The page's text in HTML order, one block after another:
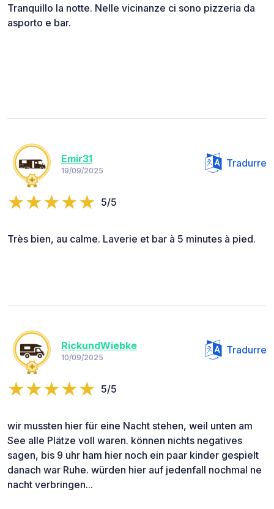
Tranquillo la notte. Nelle vicinanze ci sono pizzeria da
asporto e bar.
Emir31
19/09/2025
Tradurre
5/5
Très bien, au calme. Laverie et bar à 5 minutes à pied.
RickundWiebke
10/09/2025
Tradurre
5/5
wir mussten hier für eine Nacht stehen, weil unten am
See alle Plätze voll waren. können nichts negatives
sagen, bis 9 uhr ham hier noch ein paar kinder gespielt
danach war Ruhe. würden hier auf jedenfall nochmal ne
nacht verbringen...